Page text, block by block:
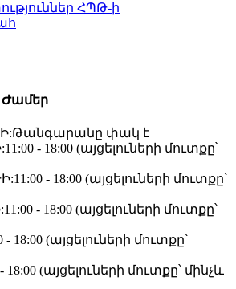
ՀՊԹ-ի
Թանգարանը փակ է
11:00 - 18:00 (այցելուների մուտքը՝
11:00 - 18:00 (այցելուների մուտքը՝
11:00 - 18:00 (այցելուների մուտքը՝
- 18:00 (այցելուների մուտքը՝
- 18:00 (այցելուների մուտքը՝ մինչև